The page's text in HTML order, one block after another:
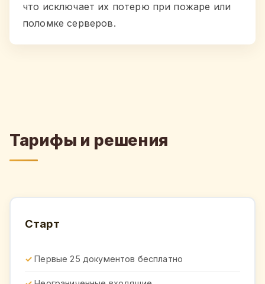
что исключает их потерю при пожаре или
поломке серверов.
Тарифы и решения
Старт
Первые 25 документов бесплатно